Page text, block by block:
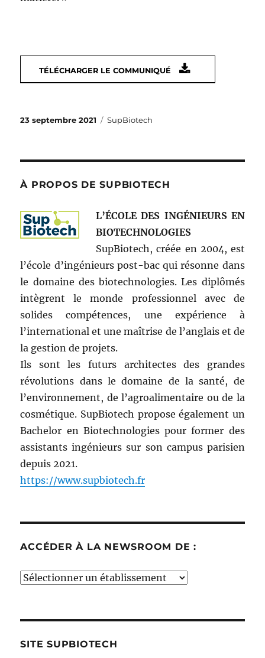
TÉLÉCHARGER LE COMMUNIQUÉ
Publié
23 septembre 2021 Catégories
SupBiotech
À PROPOS DE SUPBIOTECH
L’ÉCOLE DES INGÉNIEURS EN
BIOTECHNOLOGIES
SupBiotech, créée en 2004, est
l’école d’ingénieurs post-bac qui résonne dans
le domaine des biotechnologies. Les diplômés
intègrent le monde professionnel avec de
solides compétences, une expérience à
l’international et une maîtrise de l’anglais et de
la gestion de projets.
Ils sont les futurs architectes des grandes
révolutions dans le domaine de la santé, de
l’environnement, de l’agroalimentaire ou de la
cosmétique. SupBiotech propose également un
Bachelor en Biotechnologies pour former des
assistants ingénieurs sur son campus parisien
depuis 2021.
https://www.supbiotech.fr
ACCÉDER À LA NEWSROOM DE :
Accéder
de
SITE SUPBIOTECH